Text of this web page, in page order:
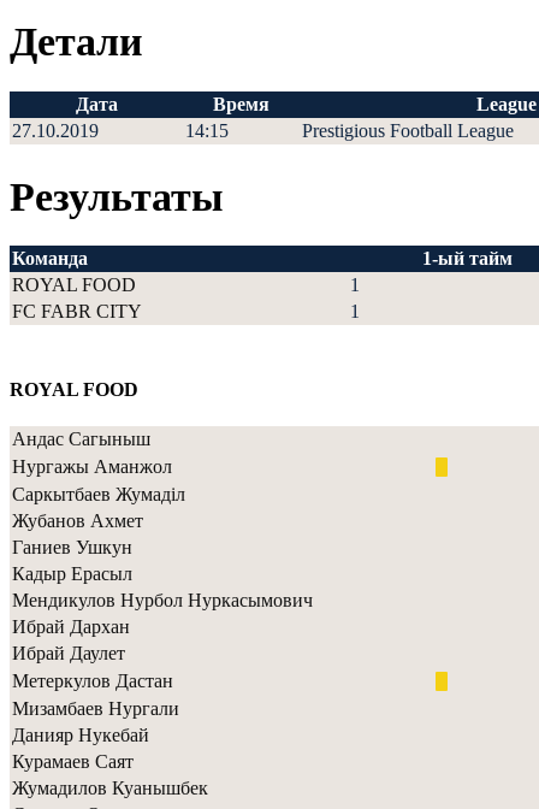
Детали
Дата Время
League
27.10.2019
14:15 Prestigious Football League
Результаты
Команда
1-ый тайм
ROYAL FOOD
1
FC FABR CITY
1
ROYAL FOOD
Андас Сагыныш
Нургажы Аманжол
Саркытбаев Жумаділ
Жубанов Ахмет
Ганиев Ушкун
Кадыр Ерасыл
Мендикулов Нурбол Нуркасымович
Ибрай Дархан
Ибрай Даулет
Метеркулов Дастан
Мизамбаев Нургали
Данияр Нукебай
Курамаев Саят
Жумадилов Куанышбек